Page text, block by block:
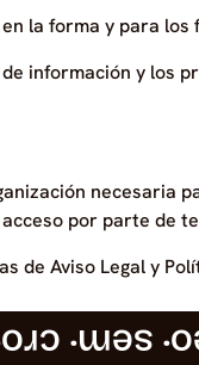
la forma y para los
información y los
necesaria
por parte de
de Aviso Legal y
·
· sem
· cro